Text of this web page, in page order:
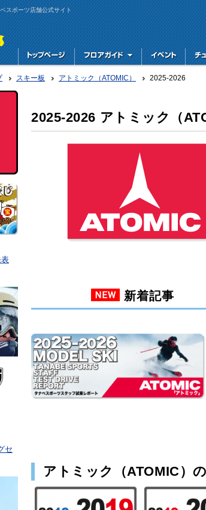
スポーツ店舗公式サイト
スキー板 アトミック（ATOMIC） 2025-2026
2025-2026 アトミック（
新着記事
アトミック（ATOMIC）
セ